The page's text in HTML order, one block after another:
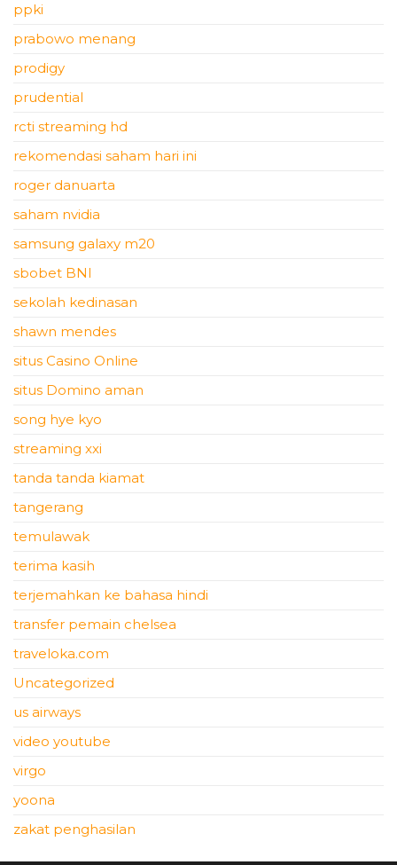
ppki
prabowo menang
prodigy
prudential
rcti streaming hd
rekomendasi saham hari ini
roger danuarta
saham nvidia
samsung galaxy m20
sbobet BNI
sekolah kedinasan
shawn mendes
situs Casino Online
situs Domino aman
song hye kyo
streaming xxi
tanda tanda kiamat
tangerang
temulawak
terima kasih
terjemahkan ke bahasa hindi
transfer pemain chelsea
traveloka.com
Uncategorized
us airways
video youtube
virgo
yoona
zakat penghasilan